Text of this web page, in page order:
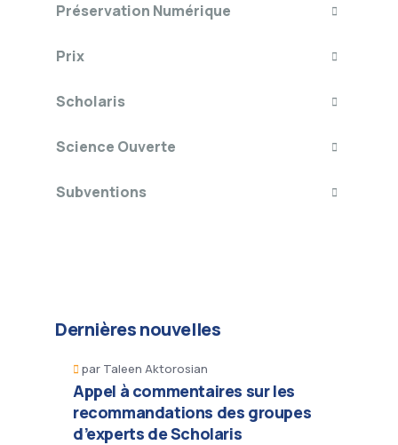
Préservation Numérique
Prix
Scholaris
Science Ouverte
Subventions
Dernières nouvelles
par Taleen Aktorosian
Appel à commentaires sur les
recommandations des groupes
d’experts de Scholaris